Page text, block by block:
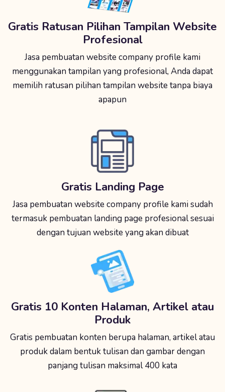
Gratis Ratusan Pilihan Tampilan Website
Profesional
Jasa pembuatan website company profile kami
menggunakan tampilan yang profesional, Anda dapat
memilih ratusan pilihan tampilan website tanpa biaya
apapun
Gratis Landing Page
Jasa pembuatan website company profile kami sudah
termasuk pembuatan landing page profesional sesuai
dengan tujuan website yang akan dibuat
Gratis 10 Konten Halaman, Artikel atau
Produk
Gratis pembuatan konten berupa halaman, artikel atau
produk dalam bentuk tulisan dan gambar dengan
panjang tulisan maksimal 400 kata